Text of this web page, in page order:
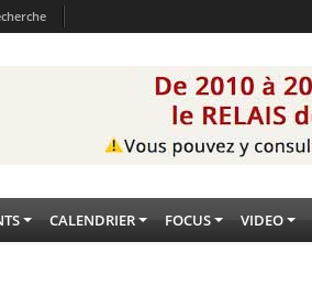
CALENDRIER FOCUS VIDEO